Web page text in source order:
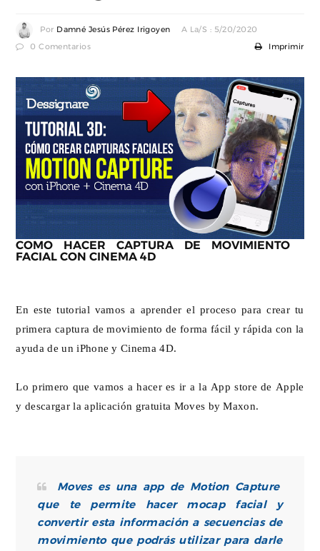
Por Damné Jesús Pérez Irigoyen A La/s : 5/20/2020
0 Comentarios Imprimir
COMO HACER CAPTURA DE MOVIMIENTO
FACIAL CON CINEMA 4D
En este tutorial vamos a aprender el proceso para crear tu
primera captura de movimiento de forma fácil y rápida con la
ayuda de un iPhone y Cinema 4D.
Lo primero que vamos a hacer es ir a la App store de Apple
y descargar la aplicación gratuita Moves by Maxon.
Moves es una app de Motion Capture
que te permite hacer mocap facial y
convertir esta información a secuencias de
movimiento que podrás utilizar para darle